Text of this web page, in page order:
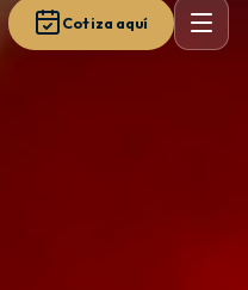
Cotiza aquí